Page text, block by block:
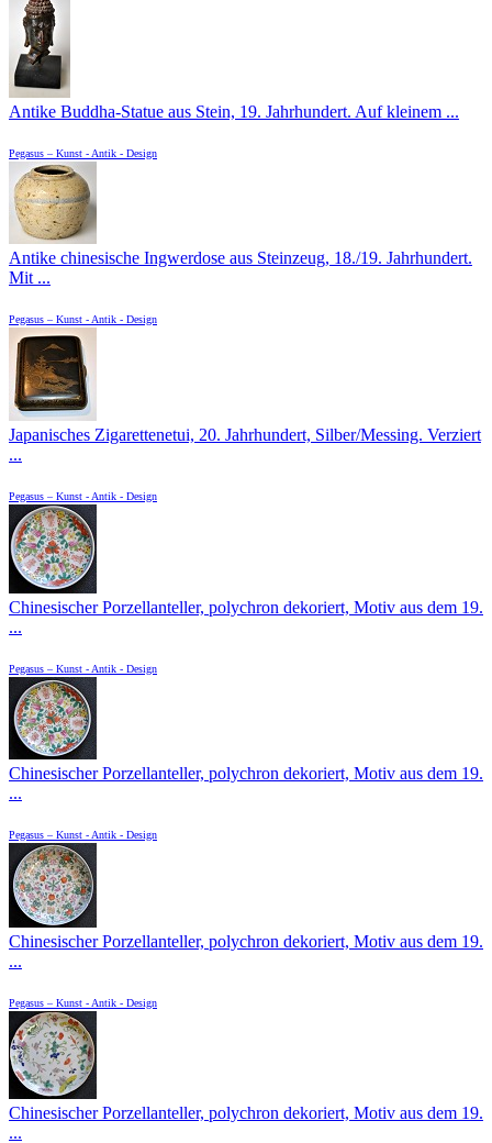
Antike Buddha-Statue aus Stein, 19. Jahrhundert. Auf kleinem ...
Pegasus – Kunst - Antik - Design
Antike chinesische Ingwerdose aus Steinzeug, 18./19. Jahrhundert.
Mit ...
Pegasus – Kunst - Antik - Design
Japanisches Zigarettenetui, 20. Jahrhundert, Silber/Messing. Verziert
...
Pegasus – Kunst - Antik - Design
Chinesischer Porzellanteller, polychron dekoriert, Motiv aus dem 19.
...
Pegasus – Kunst - Antik - Design
Chinesischer Porzellanteller, polychron dekoriert, Motiv aus dem 19.
...
Pegasus – Kunst - Antik - Design
Chinesischer Porzellanteller, polychron dekoriert, Motiv aus dem 19.
...
Pegasus – Kunst - Antik - Design
Chinesischer Porzellanteller, polychron dekoriert, Motiv aus dem 19.
...